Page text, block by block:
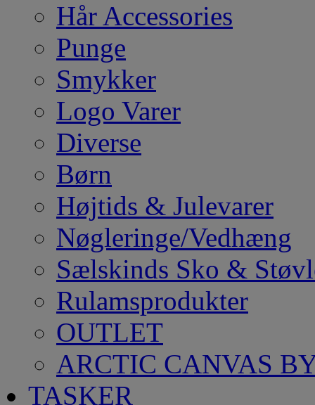
Hår Accessories
Punge
Smykker
Logo Varer
Diverse
Børn
Højtids & Julevarer
Nøgleringe/Vedhæng
Sælskinds Sko &
Rulamsprodukter
OUTLET
ARCTIC CANVAS
TASKER